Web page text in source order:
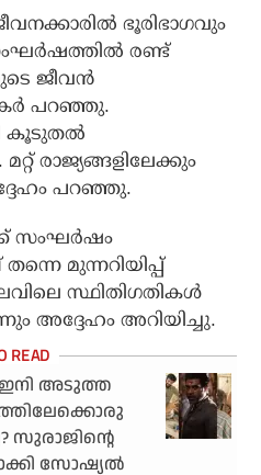
ഭൂരിഭാഗവും
രണ്ട്
ജീവന്‍
പറഞ്ഞു.
കൂടുതല്‍
രാജ്യങ്ങളിലേക്കും
പറഞ്ഞു.
സംഘര്‍ഷം
മുന്നറിയിപ്പ്
സ്ഥിതിഗതികള്‍
അദ്ദേഹം അറിയിച്ചു.
അടുത്ത
സുരാജിന്റെ
സോഷ്യൽ